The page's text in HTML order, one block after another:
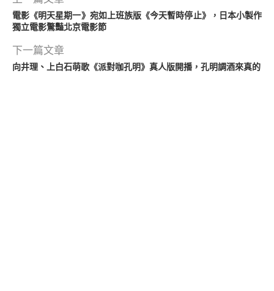
電影《明天星期一》宛如上班族版《今天暫時停止》，日本小製作
獨立電影驚豔北京電影節
下一篇文章
向井理、上白石萌歌《派對咖孔明》真人版開播，孔明調酒來真的